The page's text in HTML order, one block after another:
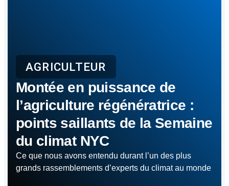
AGRICULTEUR
Montée en puissance de
l’agriculture régénératrice :
points saillants de la Semaine
du climat NYC
Ce que nous avons entendu durant l’un des plus
grands rassemblements d’experts du climat au monde